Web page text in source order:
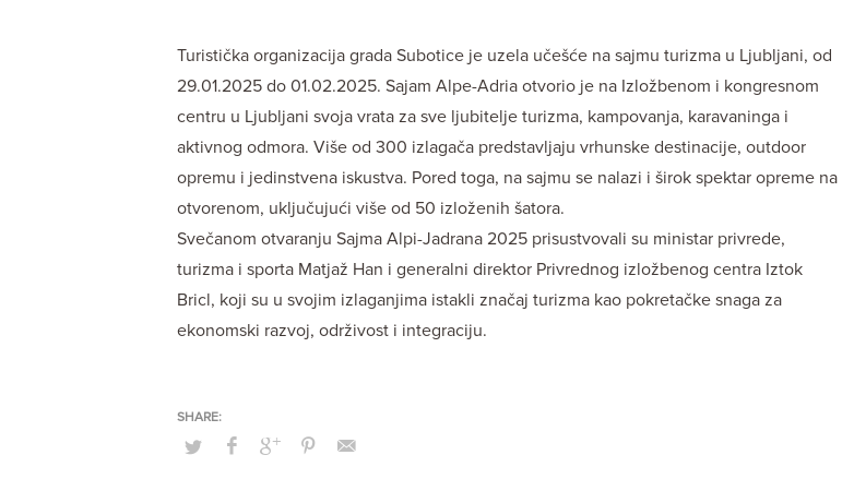
Turistička organizacija grada Subotice je uzela učešće na sajmu turizma u Ljubljani, od
29.01.2025 do 01.02.2025. Sajam Alpe-Adria otvorio je na Izložbenom i kongresnom
centru u Ljubljani svoja vrata za sve ljubitelje turizma, kampovanja, karavaninga i
aktivnog odmora. Više od 300 izlagača predstavljaju vrhunske destinacije, outdoor
opremu i jedinstvena iskustva. Pored toga, na sajmu se nalazi i širok spektar opreme na
otvorenom, uključujući više od 50 izloženih šatora.
Svečanom otvaranju Sajma Alpi-Jadrana 2025 prisustvovali su ministar privrede,
turizma i sporta Matjaž Han i generalni direktor Privrednog izložbenog centra Iztok
Bricl, koji su u svojim izlaganjima istakli značaj turizma kao pokretačke snaga za
ekonomski razvoj, održivost i integraciju.